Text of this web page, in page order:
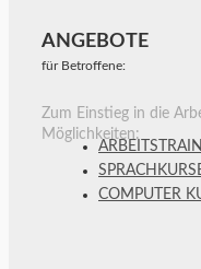
ANGEBOTE
für Betroffene:
Zum Einstieg in die
Möglichkeiten:
COMPUTER